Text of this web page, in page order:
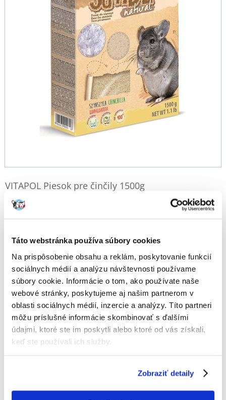
Táto webstránka používa súbory cookies
Na prispôsobenie obsahu a reklám, poskytovanie funkcií
sociálnych médií a analýzu návštevnosti používame
súbory cookie. Informácie o tom, ako používate naše
webové stránky, poskytujeme aj našim partnerom v
oblasti sociálnych médií, inzercie a analýzy. Títo partneri
môžu príslušné informácie skombinovať s ďalšími
údajmi, ktoré ste im poskytli alebo ktoré od vás získali,
keď ste používali ich služby.
Zobraziť detaily
VITAPOL Piesok pre činčily 1500g
Výrobca:
€2.15
ODOSIELAME DO 48HODÍN
Fotky našich zákazníkov Pozri ďalšie fotografie
2 RECENZIA